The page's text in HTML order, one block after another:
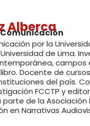
Alberca
por la
de Lima.
campos
Docente de
del país.
FCCTP y
parte de la
en Narrativas